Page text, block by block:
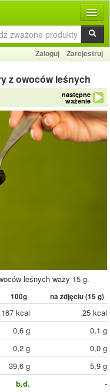
Zaloguj Zarejestruj
z owoców leśnych
następne
ważenie
leśnych waży 15 g.
100g na zdjęciu (15 g)
167 kcal
25 kcal
0,6 g
0,1 g
0,2 g
0,0 g
39,6 g
5,9 g
b.d. -